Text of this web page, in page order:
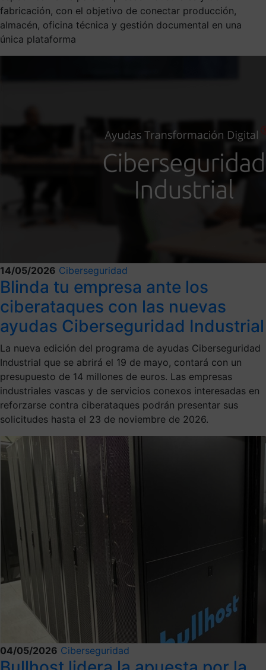
fabricación, con el objetivo de conectar producción,
almacén, oficina técnica y gestión documental en una
única plataforma
14/05/2026 Ciberseguridad
Blinda tu empresa ante los
ciberataques con las nuevas
ayudas Ciberseguridad Industrial
La nueva edición del programa de ayudas Ciberseguridad
Industrial que se abrirá el 19 de mayo, contará con un
presupuesto de 14 millones de euros. Las empresas
industriales vascas y de servicios conexos interesadas en
reforzarse contra ciberataques podrán presentar sus
solicitudes hasta el 23 de noviembre de 2026.
04/05/2026 Ciberseguridad